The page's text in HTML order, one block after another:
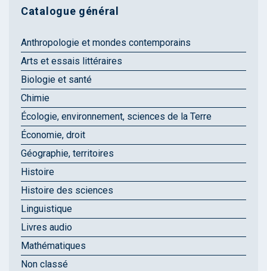
Catalogue général
Anthropologie et mondes contemporains
Arts et essais littéraires
Biologie et santé
Chimie
Écologie, environnement, sciences de la Terre
Économie, droit
Géographie, territoires
Histoire
Histoire des sciences
Linguistique
Livres audio
Mathématiques
Non classé